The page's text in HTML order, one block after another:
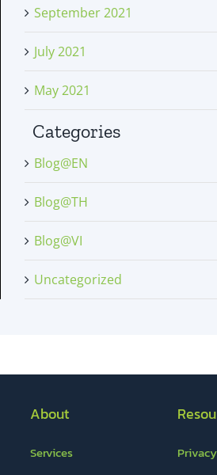
September 2021
July 2021
May 2021
Categories
Blog@EN
Blog@TH
Blog@VI
Uncategorized
About
Services